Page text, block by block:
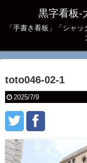
黒字看板‐
「手書き看板」「シャ
toto046-02-1
2025/7/9